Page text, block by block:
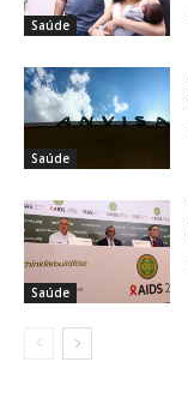
Saúde
Saúde
Saúde